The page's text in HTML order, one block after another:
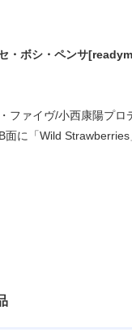
・ボシ・ペンサ
ファイヴ/小西康陽プ
面に「Wild